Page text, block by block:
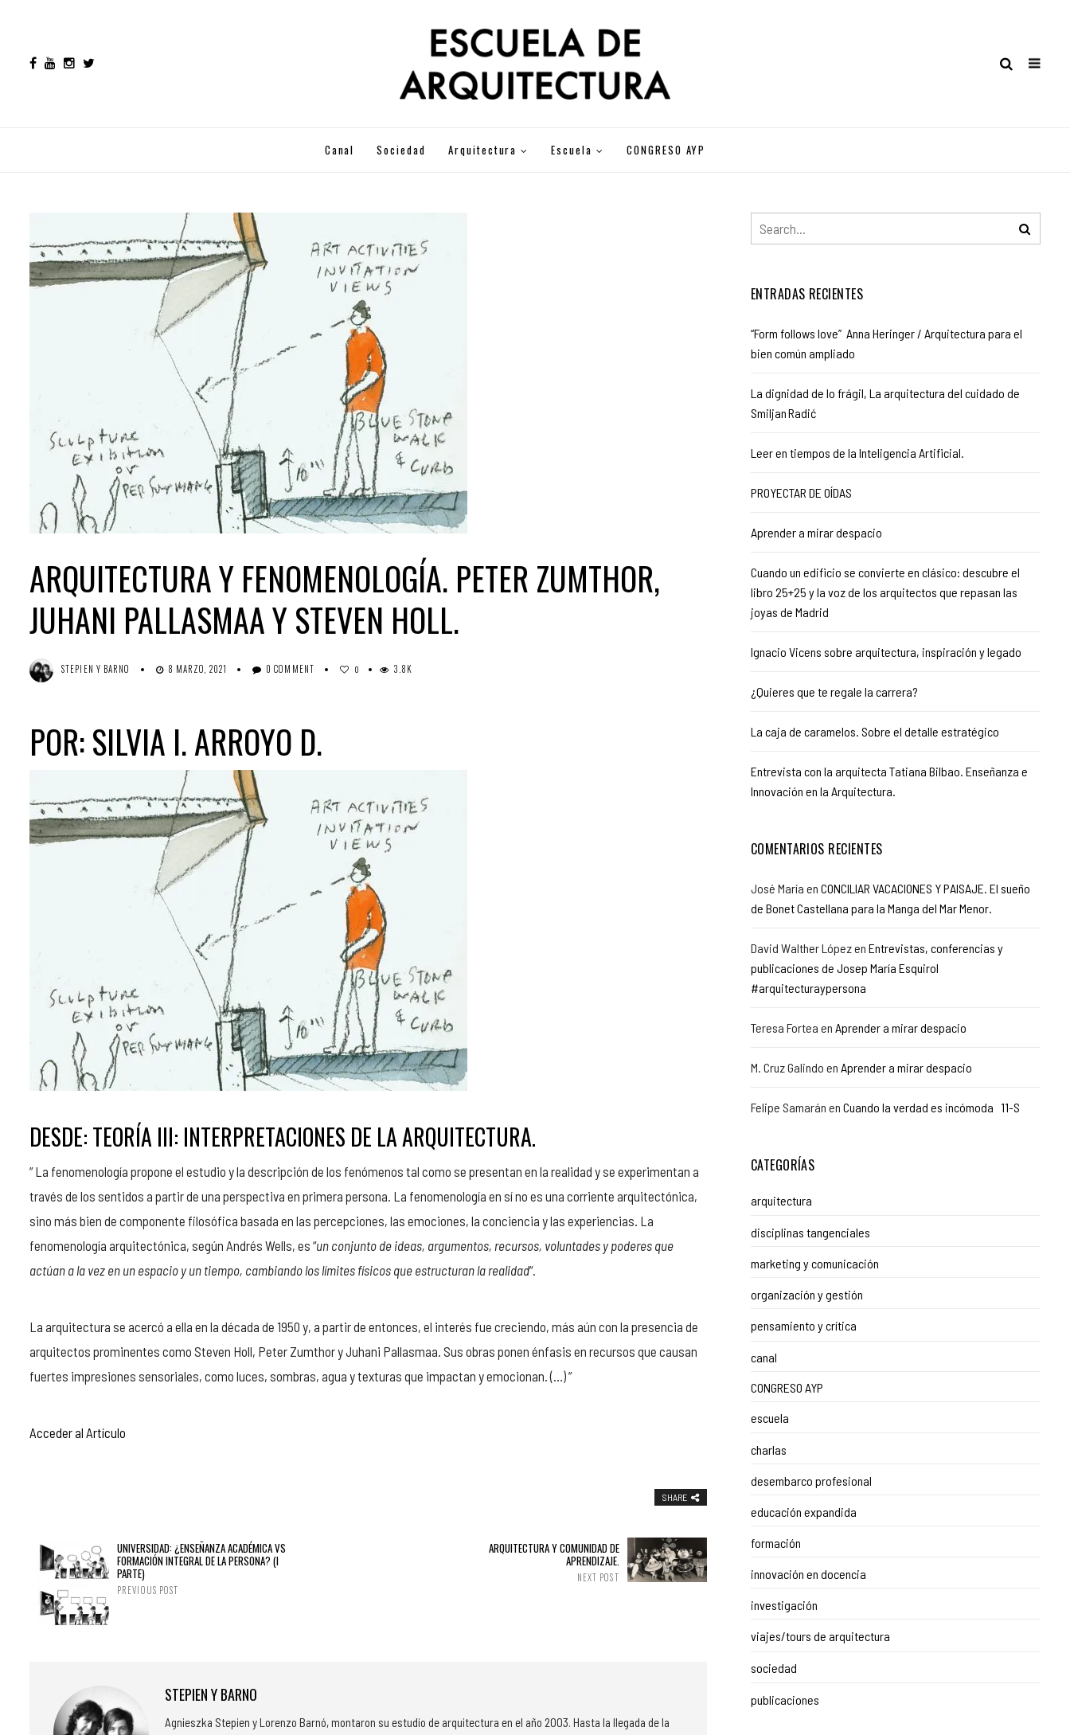
Canal Sociedad Arquitectura Escuela CONGRESO AYP
ARQUITECTURA Y FENOMENOLOGÍA. PETER ZUMTHOR,
JUHANI PALLASMAA Y STEVEN HOLL.
STEPIEN Y BARNO 8 MARZO, 2021 0 COMMENT 0 3.8K
POR: SILVIA I. ARROYO D.
DESDE:TEORÍA III: INTERPRETACIONES DE LA ARQUITECTURA.
” La fenomenología propone el estudio y la descripción de los fenómenos tal como se presentan en la realidad y se experimentan a
través de los sentidos a partir de una perspectiva en primera persona. La fenomenología en sí no es una corriente arquitectónica,
sino más bien de componente filosófica basada en las percepciones, las emociones, la conciencia y las experiencias. La
fenomenología arquitectónica, según Andrés Wells, es “un conjunto de ideas, argumentos, recursos, voluntades y poderes que
actúan a la vez en un espacio y un tiempo, cambiando los límites físicos que estructuran la realidad“.
La arquitectura se acercó a ella en la década de 1950 y, a partir de entonces, el interés fue creciendo, más aún con la presencia de
arquitectos prominentes como Steven Holl, Peter Zumthor y Juhani Pallasmaa. Sus obras ponen énfasis en recursos que causan
fuertes impresiones sensoriales, como luces, sombras, agua y texturas que impactan y emocionan. (…) ”
Acceder al Artículo
SHARE
UNIVERSIDAD: ¿ENSEÑANZA ACADÉMICA VS
FORMACIÓN INTEGRAL DE LA PERSONA? (I
PARTE)
PREVIOUS POST
ARQUITECTURA Y COMUNIDAD DE
APRENDIZAJE.
NEXT POST
STEPIEN Y BARNO
Agnieszka Stepien y Lorenzo Barnó, montaron su estudio de arquitectura en el año 2003. Hasta la llegada de la
ENTRADAS RECIENTES
“Form follows love” Anna Heringer / Arquitectura para el
bien común ampliado
La dignidad de lo frágil, La arquitectura del cuidado de
Smiljan Radić
Leer en tiempos de la Inteligencia Artificial.
PROYECTAR DE OÍDAS
Aprender a mirar despacio
Cuando un edificio se convierte en clásico: descubre el
libro 25+25 y la voz de los arquitectos que repasan las
joyas de Madrid
Ignacio Vicens sobre arquitectura, inspiración y legado
¿Quieres que te regale la carrera?
La caja de caramelos. Sobre el detalle estratégico
Entrevista con la arquitecta Tatiana Bilbao. Enseñanza e
Innovación en la Arquitectura.
COMENTARIOS RECIENTES
José María en CONCILIAR VACACIONES Y PAISAJE. El sueño
de Bonet Castellana para la Manga del Mar Menor.
David Walther Lópezen Entrevistas, conferencias y
publicaciones de Josep María Esquirol
#arquitecturaypersona
Teresa Fortea en Aprender a mirar despacio
M. Cruz Galindo en Aprender a mirar despacio
Felipe Samarán en Cuando la verdad es incómoda 11-S
CATEGORÍAS
arquitectura
disciplinas tangenciales
marketing y comunicación
organización y gestión
pensamiento y crítica
canal
CONGRESO AYP
escuela
charlas
desembarco profesional
educación expandida
formación
innovación en docencia
investigación
viajes/tours de arquitectura
sociedad
publicaciones